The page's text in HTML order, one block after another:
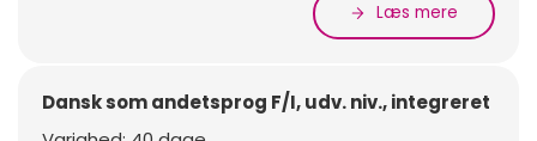
Læs mere
Dansk som andetsprog F/I, udv. niv., integreret